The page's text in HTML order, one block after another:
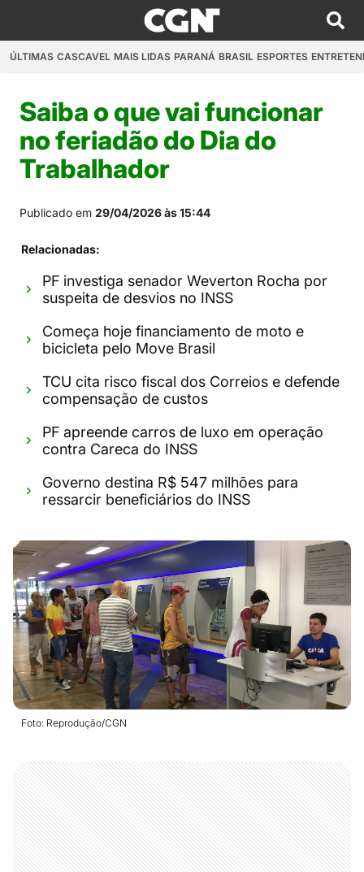
ÚLTIMAS CASCAVEL MAIS LIDAS PARANÁ BRASIL ESPORTES
Saiba o que vai funcionar
no feriadão do Dia do
Trabalhador
Publicado em 29/04/2026 às 15:44
Relacionadas:
PF investiga senador Weverton Rocha por
suspeita de desvios no INSS
Começa hoje financiamento de moto e
bicicleta pelo Move Brasil
TCU cita risco fiscal dos Correios e defende
compensação de custos
PF apreende carros de luxo em operação
contra Careca do INSS
Governo destina R$ 547 milhões para
ressarcir beneficiários do INSS
Foto: Reprodução/CGN